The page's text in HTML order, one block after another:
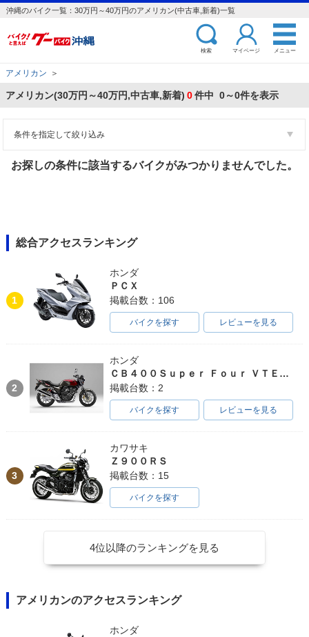
沖縄のバイク一覧：30万円～40万円のアメリカン(中古車,新着)一覧
検索 マイページ メニュー
アメリカン ＞
アメリカン(30万円～40万円,中古車,新着) 0件中 0～0件を表示
条件を指定して絞り込み
お探しの条件に該当するバイクがみつかりませんでした。
総合アクセスランキング
1
ホンダ
ＰＣＸ
掲載台数：106
バイクを探す レビューを見る
2
ホンダ
ＣＢ４００Ｓｕｐｅｒ Ｆｏｕｒ ＶＴＥＣ ＳＰＥＣ３
掲載台数：2
バイクを探す レビューを見る
3
カワサキ
Ｚ９００ＲＳ
掲載台数：15
バイクを探す
4位以降のランキングを見る
アメリカンのアクセスランキング
ホンダ